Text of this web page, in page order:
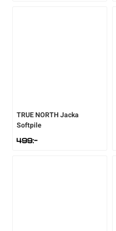
TRUE NORTHJacka
Softpile
499:-